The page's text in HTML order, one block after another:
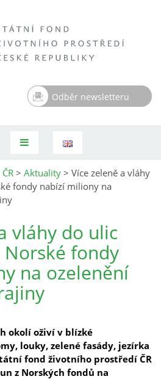
Odběr newsletteru
> Aktuality > Více zeleně a vláhy
fondy nabízí miliony na
vláhy do ulic
fondy
na ozelenění
okolí oživí v blízké
louky, zelené fasády, jezírka
fond životního prostředí ČR
z Norských fondů na